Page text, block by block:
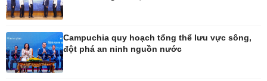
Quan sát
Cuộc sống đó đây
Hồ sơ
E-Magazine
Infographic
Campuchia quy hoạch tổng thể lưu vực sông,
đột phá an ninh nguồn nước